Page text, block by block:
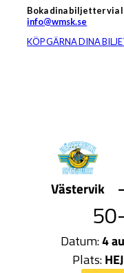
Boka dina biljetter via
info@wmsk.se
KÖP GÄRNA DINA
Västervik
Datum:4
Plats: